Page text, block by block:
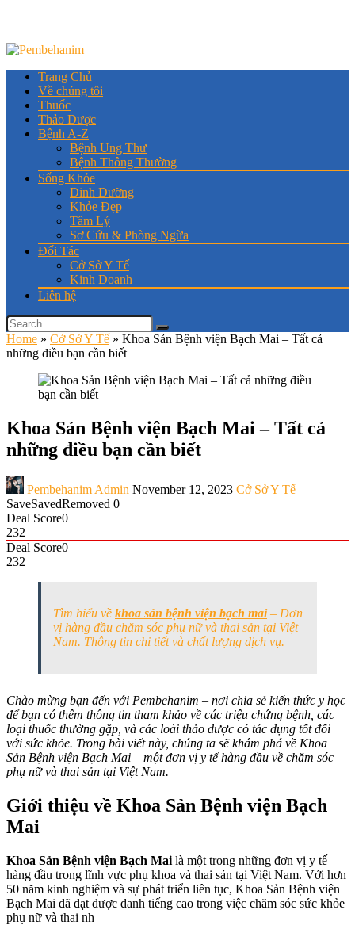
Trang Chủ
Về chúng tôi
Thuốc
Thảo Dược
Bệnh A-Z
Bệnh Ung Thư
Bệnh Thông Thường
Sống Khỏe
Dinh Dưỡng
Khỏe Đẹp
Tâm Lý
Sơ Cứu & Phòng Ngừa
Đối Tác
Cở Sở Y Tế
Kinh Doanh
Liên hệ
Home » Cở Sở Y Tế » Khoa Sản Bệnh viện Bạch Mai – Tất cả
những điều bạn cần biết
Khoa Sản Bệnh viện Bạch Mai – Tất cả
những điều bạn cần biết
Pembehanim Admin November 12, 2023 Cở Sở Y Tế
SaveSavedRemoved 0
Deal Score0
232
Deal Score0
232
Tìm hiểu về khoa sản bệnh viện bạch mai– Đơn
vị hàng đầu chăm sóc phụ nữ và thai sản tại Việt
Nam. Thông tin chi tiết và chất lượng dịch vụ.
Chào mừng bạn đến với Pembehanim – nơi chia sẻ kiến thức y học
để bạn có thêm thông tin tham khảo về các triệu chứng bệnh, các
loại thuốc thường gặp, và các loài thảo dược có tác dụng tốt đối
với sức khỏe. Trong bài viết này, chúng ta sẽ khám phá về Khoa
Sản Bệnh viện Bạch Mai – một đơn vị y tế hàng đầu về chăm sóc
phụ nữ và thai sản tại Việt Nam.
Giới thiệu về Khoa Sản Bệnh viện Bạch
Mai
Khoa Sản Bệnh viện Bạch Mai là một trong những đơn vị y tế
hàng đầu trong lĩnh vực phụ khoa và thai sản tại Việt Nam. Với hơn
50 năm kinh nghiệm và sự phát triển liên tục, Khoa Sản Bệnh viện
Bạch Mai đã đạt được danh tiếng cao trong việc chăm sóc sức khỏe
phụ nữ và thai nh